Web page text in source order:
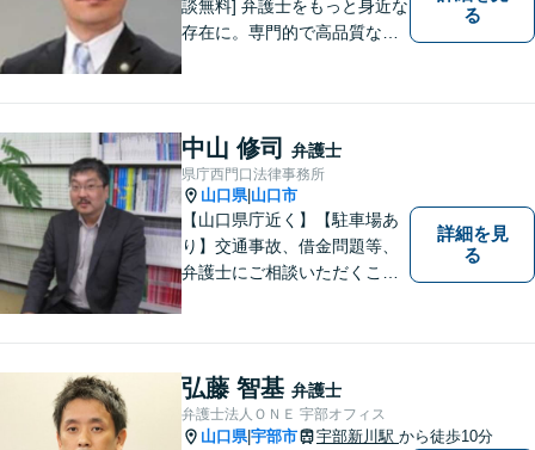
談無料] 弁護士をもっと身近な
存在に。専門的で高品質なリ
る
中山 修司 弁護士
県庁西門口法律事務所
山口県| 山口市
【山口県庁近く】【駐車場あ
り】交通事故、借金問題等、
弁護士にご相談いただくこと
談ください。専門知識を有す
る弁護士が、客観的視点から
事案を検討し、最適の解決方
法を探ります。
詳細を見
る
弘藤 智基 弁護士
弁護士法人ＯＮＥ 宇部オフィス
山口県|宇部市 宇部新川駅 から徒歩10分